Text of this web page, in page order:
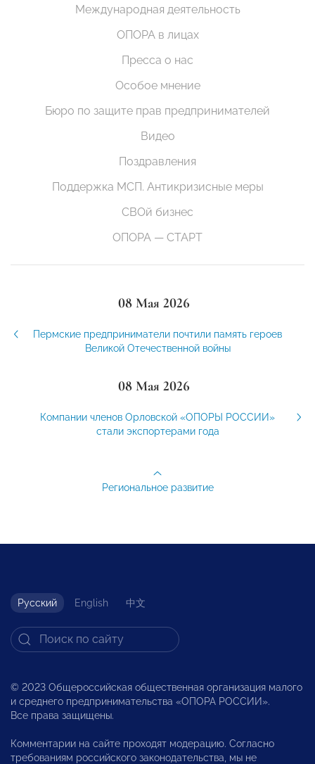
Международная деятельность
ОПОРА в лицах
Пресса о нас
Особое мнение
Бюро по защите прав предпринимателей
Видео
Поздравления
Поддержка МСП. Антикризисные меры
СВОй бизнес
ОПОРА — СТАРТ
08 Мая 2026
Пермские предприниматели почтили память героев
Великой Отечественной войны
08 Мая 2026
Компании членов Орловской «ОПОРЫ РОССИИ»
стали экспортерами года
Региональное развитие
Русский English 中文
© 2023 Общероссийская общественная организация малого
и среднего предпринимательства «ОПОРА РОССИИ».
Все права защищены.
Комментарии на сайте проходят модерацию. Согласно
требованиям российского законодательства, мы не